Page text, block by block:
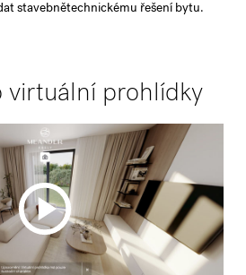
stavebnětechnickému řešení bytu.
virtuální prohlídky